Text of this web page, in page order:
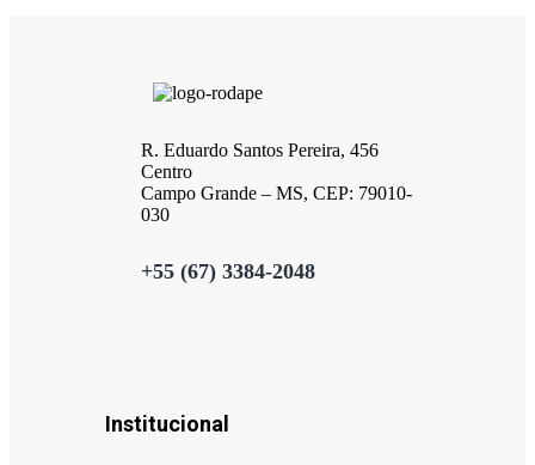
R. Eduardo Santos Pereira, 456
Centro
Campo Grande – MS, CEP: 79010-
030
+55 (67) 3384-2048
Institucional